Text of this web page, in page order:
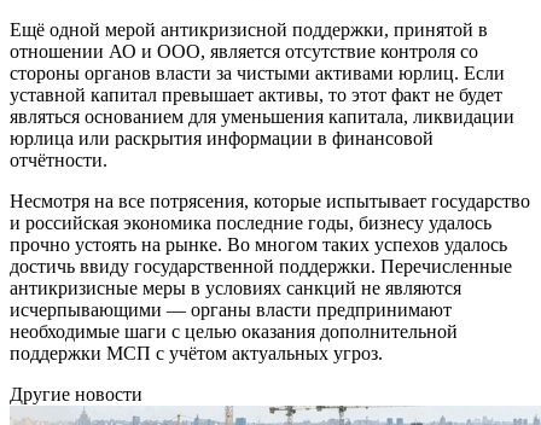
Ещё одной мерой антикризисной поддержки, принятой в
отношении АО и ООО, является отсутствие контроля со
стороны органов власти за чистыми активами юрлиц. Если
уставной капитал превышает активы, то этот факт не будет
являться основанием для уменьшения капитала, ликвидации
юрлица или раскрытия информации в финансовой
отчётности.
Несмотря на все потрясения, которые испытывает государство
и российская экономика последние годы, бизнесу удалось
прочно устоять на рынке. Во многом таких успехов удалось
достичь ввиду государственной поддержки. Перечисленные
антикризисные меры в условиях санкций не являются
исчерпывающими — органы власти предпринимают
необходимые шаги с целью оказания дополнительной
поддержки МСП с учётом актуальных угроз.
Другие новости